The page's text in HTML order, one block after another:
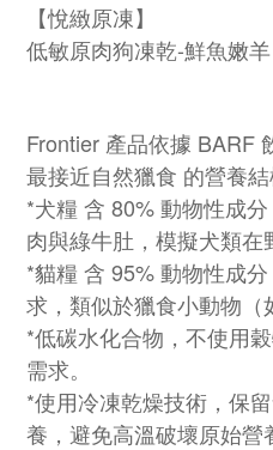
【悅緻原凍】
低敏原肉狗凍乾-鮮魚嫩羊
Frontier 產品依據 BARF
最接近自然獵食 的營養結
*犬糧 含 80% 動物性成
肉與綠牛肚，模擬犬類在
*貓糧 含 95% 動物性成
求，類似於獵食小動物（
*低碳水化合物，不使用
需求。
*使用冷凍乾燥技術，保
養，避免高溫破壞原始營